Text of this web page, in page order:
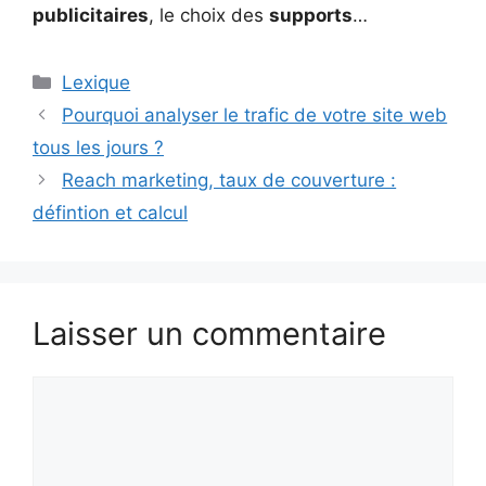
publicitaires, le choix des supports…
Catégories
Lexique
Pourquoi analyser le trafic de votre site web
tous les jours ?
Reach marketing, taux de couverture :
défintion et calcul
Laisser un commentaire